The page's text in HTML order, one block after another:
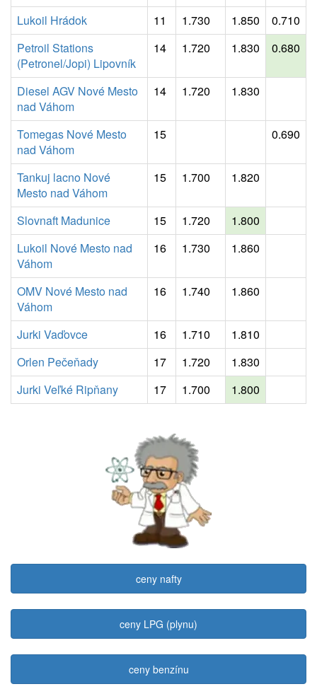
Lukoil Hrádok
11 1.730 1.850
0.710
Petroil Stations
(Petronel/Jopi) Lipovník
14 1.720 1.830 0.680
Diesel AGV Nové Mesto
nad Váhom
14 1.720 1.830
Tomegas Nové Mesto
nad Váhom
15 0.690
Tankuj lacno Nové
Mesto nad Váhom
15 1.700 1.820
Slovnaft Madunice 15 1.720
1.800
Lukoil Nové Mesto nad
Váhom
16 1.730 1.860
OMV Nové Mesto nad
Váhom
16 1.740 1.860
Jurki Vaďovce 16 1.710
1.810
Orlen Pečeňady
17 1.720
1.830
Jurki Veľké Ripňany
17 1.700 1.800
ceny nafty
ceny LPG (plynu)
ceny benzínu